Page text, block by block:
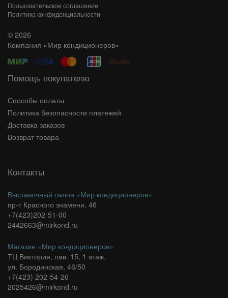
Пользовательское соглашение
Политика конфиденциальности
© 2026
Компания «Мир кондиционеров»
Помощь покупателю
Способы оплаты
Политика безопасности платежей
Доставка заказов
Возврат товара
Контакты
Выставочный салон «Мир кондиционеров»
пр-т Красного знамени, 46
+7(423)202-51-00
2442663@mirkond.ru
Магазин «Мир кондиционеров»
ТЦ Виктория, пав. 15, 1 этаж,
ул. Бородинская, 46/50
+7(423) 202-54-26
2025426@mirkond.ru